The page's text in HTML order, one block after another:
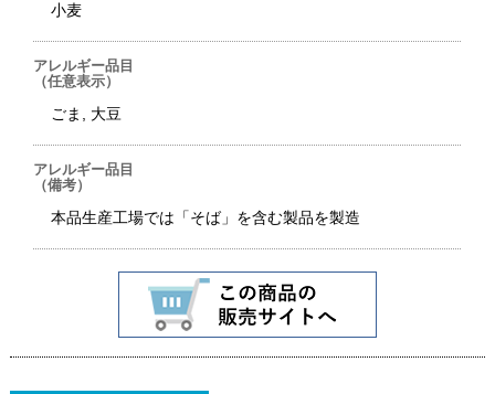
小麦
アレルギー品目
（任意表示）
ごま, 大豆
アレルギー品目
（備考）
本品生産工場では「そば」を含む製品を製造